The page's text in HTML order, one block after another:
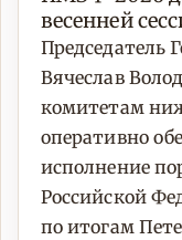
весенней
Председатель
Вячеслав
комитетам
оперативно
исполнение
Российской
по итогам